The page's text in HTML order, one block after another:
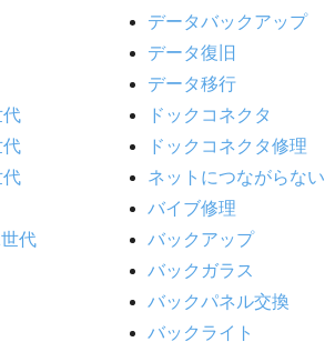
代
代
代
代
データバックアップ
データ復旧
データ移行
ドックコネクタ
ドックコネクタ修理
ネットにつながらない
バイブ修理
バックアップ
バックガラス
バックパネル交換
バックライト